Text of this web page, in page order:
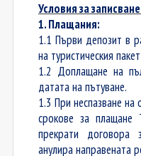
Условия за
1. Плащания:
1.1 Първи депозит в
на туристическия
1.2 Доплащане на
датата на пътуване.
1.3 При неспазване на
срокове за плащане
прекрати договора
анулира направената